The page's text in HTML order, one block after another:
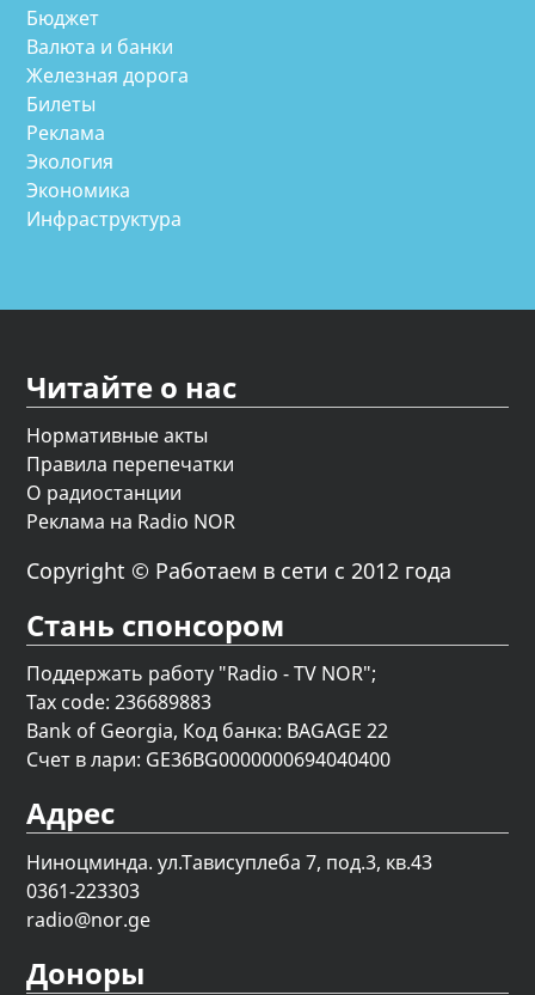
Бюджет
Валюта и банки
Железная дорога
Билеты
Реклама
Экология
Экономика
Инфраструктура
Читайте о нас
Нормативные акты
Правила перепечатки
О радиостанции
Реклама на Radio NOR
Copyright © Работаем в сети с 2012 года
Стань спонсором
Поддержать работу "Radio - TV NOR";
Tax code: 236689883
Bank of Georgia, Код банка: BAGAGE 22
Счет в лари: GE36BG0000000694040400
Адрес
Ниноцминда. ул.Тависуплеба 7, под.3, кв.43
0361-223303
radio@nor.ge
Доноры